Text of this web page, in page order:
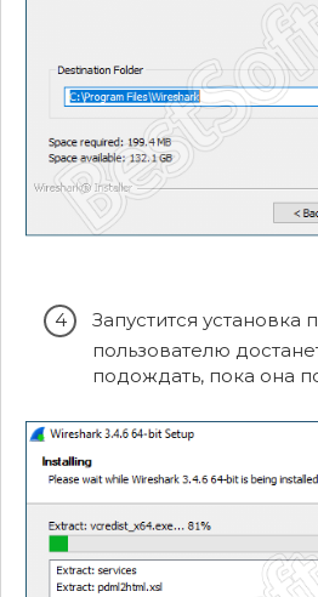
Запустится установка
пользователю
подождать, пока она